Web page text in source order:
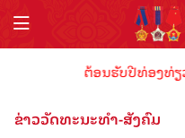
ຕ້ອນຮັບປີທ່ອງທ່ຽວ
ຂ່າວວັດທະນະທຳ-ສັງຄົມ